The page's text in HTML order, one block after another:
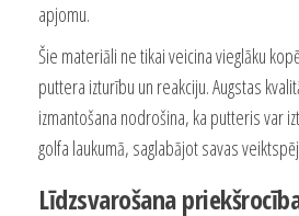
apjomu.
Šie materiāli ne tikai veicina vieglāku
puttera izturību un reakciju. Augstas
izmantošana nodrošina, ka putteris var
golfa laukumā, saglabājot savas
Līdzsvarošana